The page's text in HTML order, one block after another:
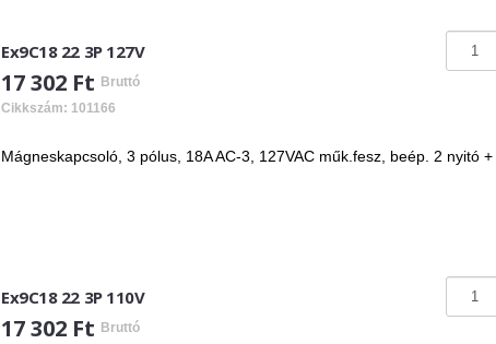
Ex9C18 22 3P 127V
17 302 Ft Bruttó
Cikkszám: 101166
Mágneskapcsoló, 3 pólus, 18A AC-3, 127VAC műk.fesz, beép. 2 nyitó +
Ex9C18 22 3P 110V
17 302 Ft Bruttó